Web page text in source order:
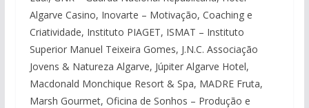
Algarve Casino, Inovarte – Motivação, Coaching e
Criatividade, Instituto PIAGET, ISMAT – Instituto
Superior Manuel Teixeira Gomes, J.N.C. Associação
Jovens & Natureza Algarve, Júpiter Algarve Hotel,
Macdonald Monchique Resort & Spa, MADRE Fruta,
Marsh Gourmet, Oficina de Sonhos – Produção e